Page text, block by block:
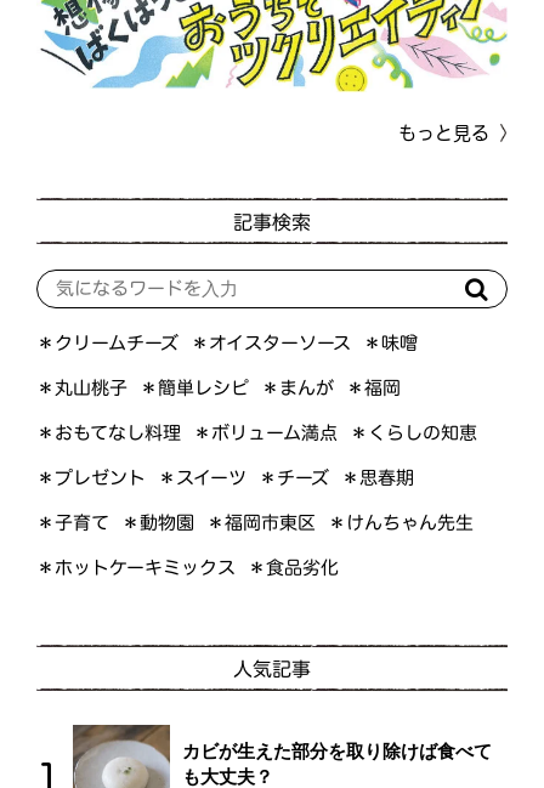
もっと見る
記事検索
＊クリームチーズ ＊オイスターソース ＊味噌
＊丸山桃子 ＊簡単レシピ ＊まんが ＊福岡
＊おもてなし料理 ＊ボリューム満点 ＊くらしの知恵
＊プレゼント ＊スイーツ ＊チーズ ＊思春期
＊子育て ＊動物園 ＊福岡市東区 ＊けんちゃん先生
＊ホットケーキミックス ＊食品劣化
人気記事
カビが生えた部分を取り除けば食べて
も大丈夫？